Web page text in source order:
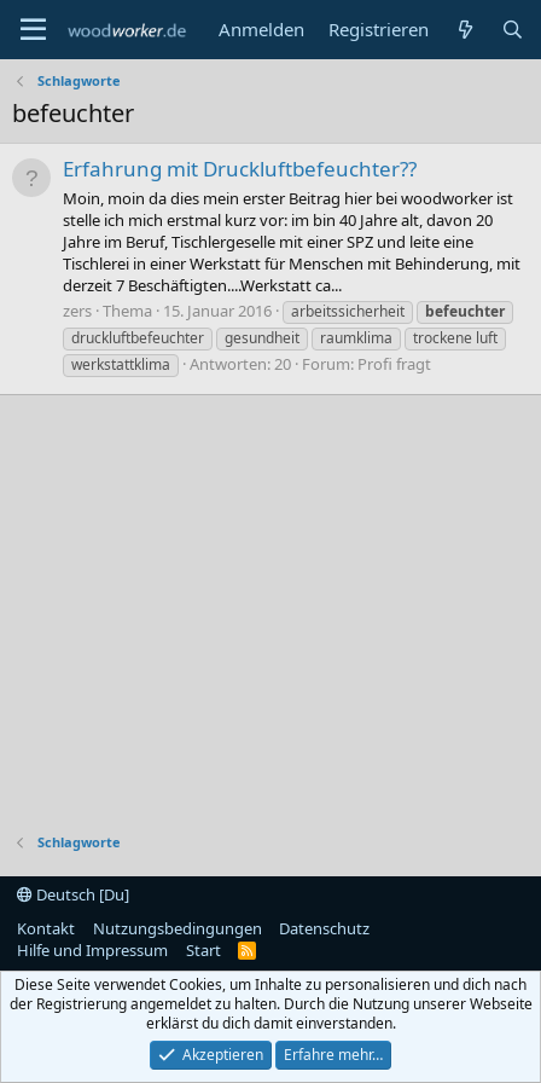
Anmelden Registrieren
Schlagworte
befeuchter
Erfahrung mit Druckluftbefeuchter??
Moin, moin da dies mein erster Beitrag hier bei woodworker ist
stelle ich mich erstmal kurz vor: im bin 40 Jahre alt, davon 20
Jahre im Beruf, Tischlergeselle mit einer SPZ und leite eine
Tischlerei in einer Werkstatt für Menschen mit Behinderung, mit
derzeit 7 Beschäftigten....Werkstatt ca...
zers Thema 15. Januar 2016 arbeitssicherheit
befeuchter
druckluftbefeuchter
gesundheit raumklima
trockene luft
werkstattklima
Antworten: 20 Forum: Profi fragt
Schlagworte
Deutsch [Du]
Kontakt
Nutzungsbedingungen
Datenschutz
Hilfe und Impressum
Start
R
S
Diese Seite verwendet Cookies, um Inhalte zu personalisieren und dich nach
der Registrierung angemeldet zu halten. Durch die Nutzung unserer Webseite
erklärst du dich damit einverstanden.
Akzeptieren
Erfahre mehr…